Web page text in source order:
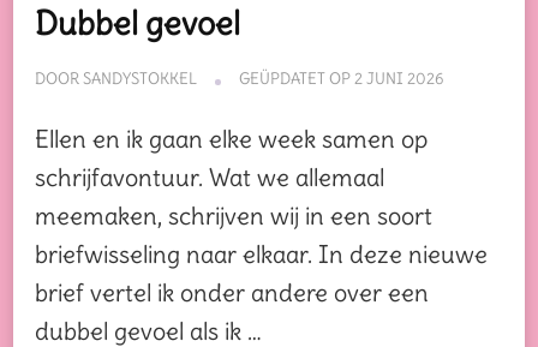
Dubbel gevoel
DOORSANDYSTOKKEL GEÜPDATET OP2 JUNI 2026
Ellen en ik gaan elke week samen op
schrijfavontuur. Wat we allemaal
meemaken, schrijven wij in een soort
briefwisseling naar elkaar. In deze nieuwe
brief vertel ik onder andere over een
dubbel gevoel als ik …